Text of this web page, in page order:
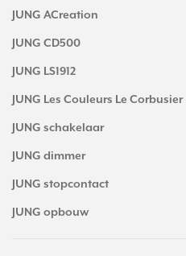
JUNG ACreation
JUNG CD500
JUNG LS1912
JUNG Les Couleurs Le Corbusier
JUNG schakelaar
JUNG dimmer
JUNG stopcontact
JUNG opbouw